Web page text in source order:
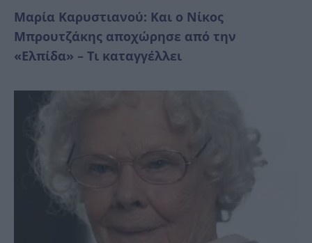
Μαρία Καρυστιανού: Και ο Νίκος
Μπρουτζάκης αποχώρησε από την
«Ελπίδα» – Tι καταγγέλλει